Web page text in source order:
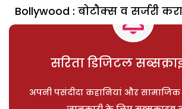
Bollywood : बोटौक्स व सर्जरी
सरिता डिजिटल
अपनी पसंदीदा कहानियां और सामाजिक